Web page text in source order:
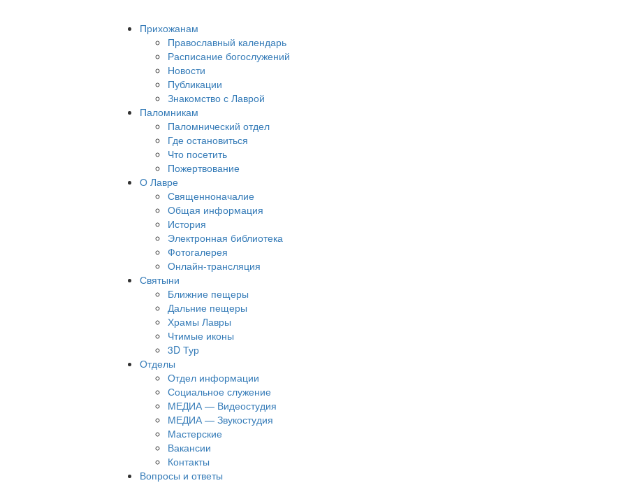
Прихожанам
Православный календарь
Расписание богослужений
Новости
Публикации
Знакомство с Лаврой
Паломникам
Паломнический отдел
Где остановиться
Что посетить
Пожертвование
О Лавре
Священноначалие
Общая информация
История
Электронная библиотека
Фотогалерея
Онлайн-трансляция
Святыни
Ближние пещеры
Дальние пещеры
Храмы Лавры
Чтимые иконы
3D Тур
Отделы
Отдел информации
Социальное служение
МЕДИА — Видеостудия
МЕДИА — Звукостудия
Мастерские
Вакансии
Контакты
Вопросы и ответы